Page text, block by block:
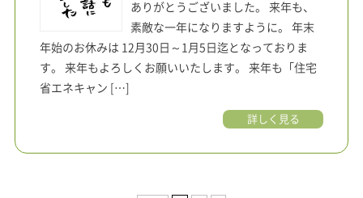
ありがとうございました。 来年も、
素敵な一年になりますように。 年末
年始のお休みは 12月30日～1月5日迄となっておりま
す。 来年もよろしくお願いいたします。 来年も「住宅
省エネキャン […]
詳しく見る